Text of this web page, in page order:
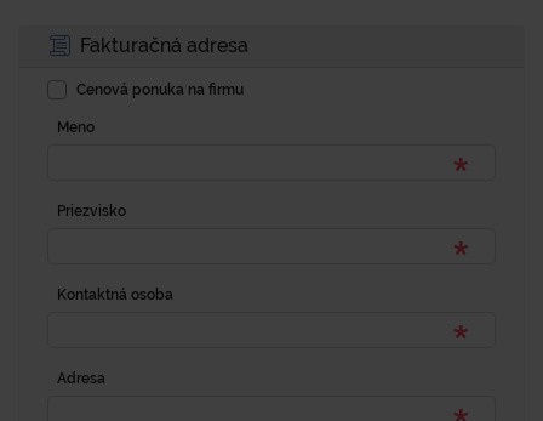
Fakturačná adresa
Cenová ponuka na firmu
Meno
Priezvisko
Kontaktná osoba
Adresa